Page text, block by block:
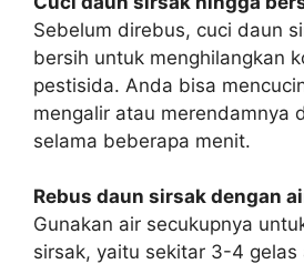
Sebelum direbus, cuci daun
bersih untuk menghilangkan
pestisida. Anda bisa
mengalir atau merendamnya
selama beberapa menit.
Rebus daun sirsak dengan
Gunakan air secukupnya
sirsak, yaitu sekitar 3-4 gelas